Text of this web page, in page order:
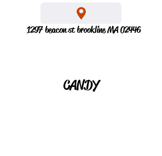
1297 beacon st brookline MA 02446
CANDY